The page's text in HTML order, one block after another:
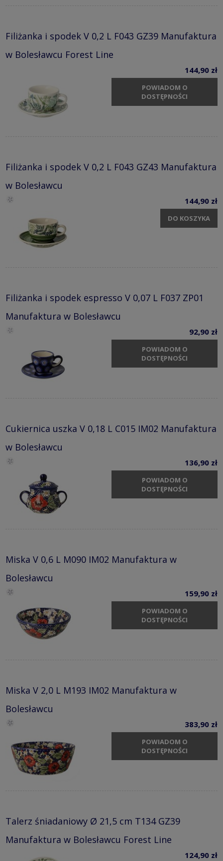
Filiżanka i spodek V 0,2 L F043 GZ39 Manufaktura
w Bolesławcu Forest Line
144,90 zł
POWIADOM O
DOSTĘPNOŚCI
Filiżanka i spodek V 0,2 L F043 GZ43 Manufaktura
w Bolesławcu
144,90 zł
DO KOSZYKA
Filiżanka i spodek espresso V 0,07 L F037 ZP01
Manufaktura w Bolesławcu
92,90 zł
POWIADOM O
DOSTĘPNOŚCI
Cukiernica uszka V 0,18 L C015 IM02 Manufaktura
w Bolesławcu
136,90 zł
POWIADOM O
DOSTĘPNOŚCI
Miska V 0,6 L M090 IM02 Manufaktura w
Bolesławcu
159,90 zł
POWIADOM O
DOSTĘPNOŚCI
Miska V 2,0 L M193 IM02 Manufaktura w
Bolesławcu
383,90 zł
POWIADOM O
DOSTĘPNOŚCI
Talerz śniadaniowy Ø 21,5 cm T134 GZ39
Manufaktura w Bolesławcu Forest Line
124,90 zł